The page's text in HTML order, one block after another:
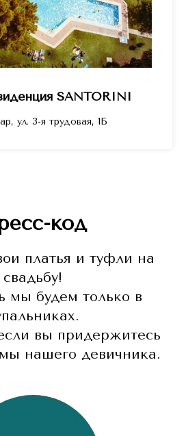
SANTORINI
ул. 3-я трудовая, 1Б
код
платья и туфли на
свадьбу!
мы будем только в
вы придержитесь
нашего девичника.